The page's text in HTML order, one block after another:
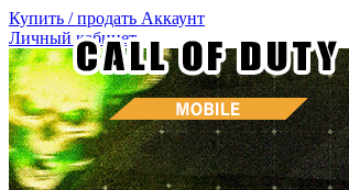
Купить / продать Аккаунт
Личный кабинет